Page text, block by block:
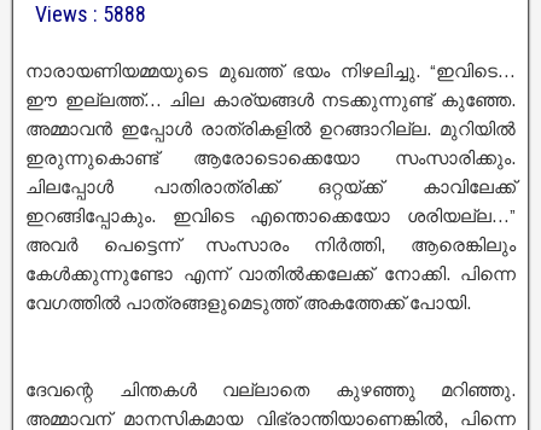
Views : 5888
നാരായണിയമ്മയുടെ മുഖത്ത് ഭയം നിഴലിച്ചു. “ഇവിടെ…
ഈ ഇല്ലത്ത്… ചില കാര്യങ്ങൾ നടക്കുന്നുണ്ട് കുഞ്ഞേ.
അമ്മാവൻ ഇപ്പോൾ രാത്രികളിൽ ഉറങ്ങാറില്ല. മുറിയിൽ
ഇരുന്നുകൊണ്ട് ആരോടൊക്കെയോ സംസാരിക്കും.
ചിലപ്പോൾ പാതിരാത്രിക്ക് ഒറ്റയ്ക്ക് കാവിലേക്ക്
ഇറങ്ങിപ്പോകും. ഇവിടെ എന്തൊക്കെയോ ശരിയല്ല…”
അവർ പെട്ടെന്ന് സംസാരം നിർത്തി, ആരെങ്കിലും
കേൾക്കുന്നുണ്ടോ എന്ന് വാതിൽക്കലേക്ക് നോക്കി. പിന്നെ
വേഗത്തിൽ പാത്രങ്ങളുമെടുത്ത് അകത്തേക്ക് പോയി.
ദേവന്റെ ചിന്തകൾ വല്ലാതെ കുഴഞ്ഞു മറിഞ്ഞു.
അമ്മാവന് മാനസികമായ വിഭ്രാന്തിയാണെങ്കിൽ, പിന്നെ